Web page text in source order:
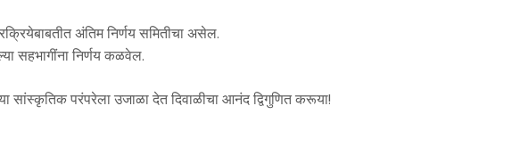
अंतिम निर्णय समितीचा असेल.
सहभागींना निर्णय कळवेल.
सांस्कृतिक परंपरेला उजाळा देत दिवाळीचा आनंद द्विगुणित करूया!